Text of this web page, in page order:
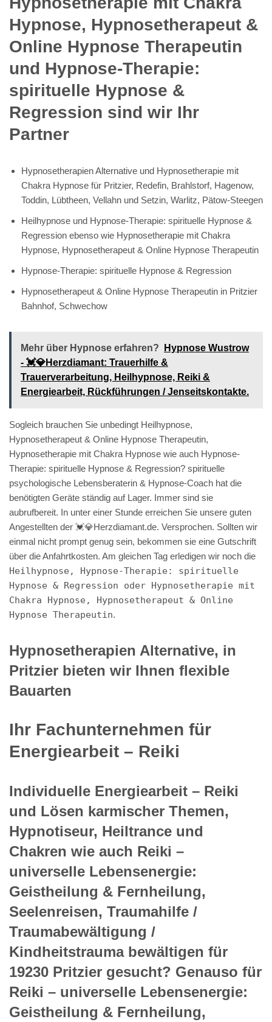
Hypnose, Hypnosetherapeut &
Online Hypnose Therapeutin
und Hypnose-Therapie:
spirituelle Hypnose &
Regression sind wir Ihr
Partner
Hypnosetherapien Alternative und Hypnosetherapie mit
Chakra Hypnose für Pritzier, Redefin, Brahlstorf, Hagenow,
Toddin, Lübtheen, Vellahn und Setzin, Warlitz, Pätow-Steegen
Heilhypnose und Hypnose-Therapie: spirituelle Hypnose &
Regression ebenso wie Hypnosetherapie mit Chakra
Hypnose, Hypnosetherapeut & Online Hypnose Therapeutin
Hypnose-Therapie: spirituelle Hypnose & Regression
Hypnosetherapeut & Online Hypnose Therapeutin in Pritzier
Bahnhof, Schwechow
Mehr über Hypnose erfahren?
Hypnose Wustrow
- 💓️💎Herzdiamant: Trauerhilfe &
Trauerverarbeitung, Heilhypnose, Reiki &
Energiearbeit, Rückführungen / Jenseitskontakte.
Sogleich brauchen Sie unbedingt Heilhypnose,
Hypnosetherapeut & Online Hypnose Therapeutin,
Hypnosetherapie mit Chakra Hypnose wie auch Hypnose-
Therapie: spirituelle Hypnose & Regression? spirituelle
psychologische Lebensberaterin & Hypnose-Coach hat die
benötigten Geräte ständig auf Lager. Immer sind sie
aubrufbereit. In unter einer Stunde erreichen Sie unsere guten
Angestellten der 💓️💎Herzdiamant.de. Versprochen. Sollten wir
einmal nicht prompt genug sein, bekommen sie eine Gutschrift
über die Anfahrtkosten. Am gleichen Tag erledigen wir noch die
Heilhypnose, Hypnose-Therapie: spirituelle
Hypnose & Regression oder Hypnosetherapie mit
Chakra Hypnose, Hypnosetherapeut & Online
Hypnose Therapeutin.
Hypnosetherapien Alternative, in
Pritzier bieten wir Ihnen flexible
Bauarten
Ihr Fachunternehmen für
Energiearbeit – Reiki
Individuelle Energiearbeit – Reiki
und Lösen karmischer Themen,
Hypnotiseur, Heiltrance und
Chakren wie auch Reiki –
universelle Lebensenergie:
Geistheilung & Fernheilung,
Seelenreisen, Traumahilfe /
Traumabewältigung /
Kindheitstrauma bewältigen für
19230 Pritzier gesucht? Genauso für
Reiki – universelle Lebensenergie:
Geistheilung & Fernheilung,